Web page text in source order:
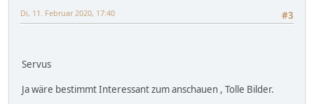
#3
Di, 11. Februar 2020, 17:40
Servus
Ja wäre bestimmt Interessant zum anschauen , Tolle Bilder.